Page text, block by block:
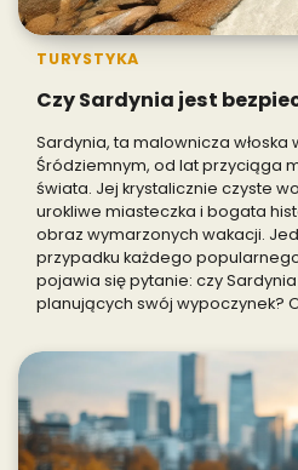
TURYSTYKA
Czy Sardynia jest
Sardynia, ta malownicza włoska
Śródziemnym, od lat przyciąga
świata. Jej krystalicznie czyste
urokliwe miasteczka i bogata
obraz wymarzonych wakacji.
przypadku każdego
pojawia się pytanie: czy
planujących swój wypoczynek?